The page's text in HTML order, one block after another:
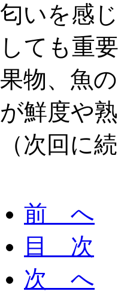
匂いを感
しても重
果物、魚
が鮮度や
（次回に続
前 へ
目 次
次 へ